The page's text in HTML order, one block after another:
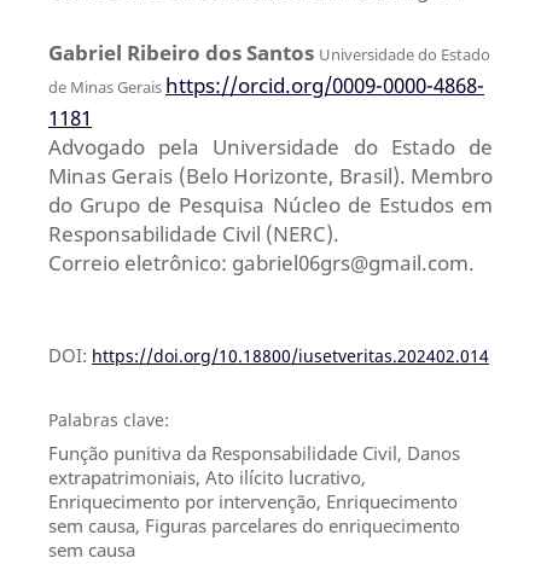
Gabriel Ribeiro dos Santos Universidade do Estado
de Minas Gerais https://orcid.org/0009-0000-4868-
1181
Advogado pela Universidade do Estado de
Minas Gerais (Belo Horizonte, Brasil). Membro
do Grupo de Pesquisa Núcleo de Estudos em
Responsabilidade Civil (NERC).
Correio eletrônico: gabriel06grs@gmail.com.
DOI: https://doi.org/10.18800/iusetveritas.202402.014
Palabras clave:
Função punitiva da Responsabilidade Civil, Danos
extrapatrimoniais, Ato ilícito lucrativo,
Enriquecimento por intervenção, Enriquecimento
sem causa, Figuras parcelares do enriquecimento
sem causa